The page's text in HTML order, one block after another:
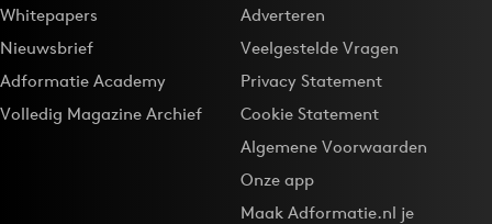
Whitepapers
Nieuwsbrief
Adformatie Academy
Volledig Magazine Archief
Adverteren
Veelgestelde Vragen
Privacy Statement
Cookie Statement
Algemene Voorwaarden
Onze app
Maak Adformatie.nl je